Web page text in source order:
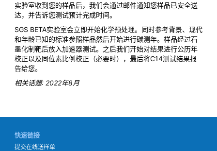
实验室收到您的样品后，我们会通过邮件通知您样品已安全送
达，并告诉您测试预计完成时间。
SGS BETA实验室会立即开始化学预处理。同时参考背景、现代
和年龄已知的标准参照样品然后开始进行碳测年。样品经过石
墨化制靶后放入加速器测试。之后我们开始对结果进行公历年
校正以及同位素比例校正（必要时），最后将C14测试结果报
告给您。
相关话题: 2022年8月
快速链接
提交在线送样单